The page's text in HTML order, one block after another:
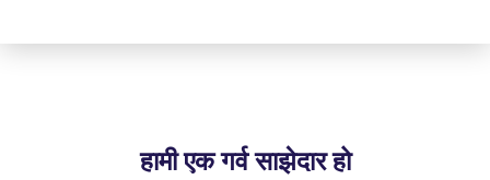
हामी एक गर्व साझेदार हो